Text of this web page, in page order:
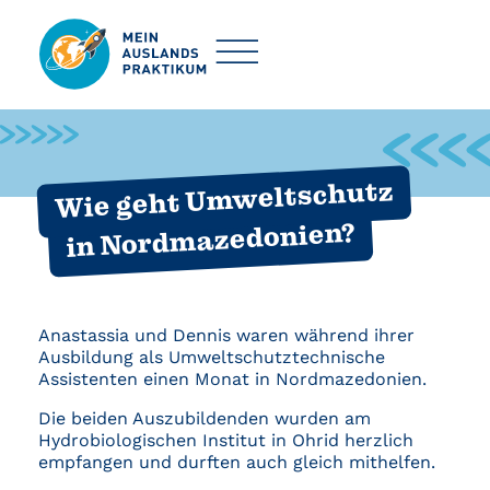
Wie geht Umweltschutz
in Nordmazedonien?
Anastassia und Dennis waren während ihrer
Ausbildung als Umweltschutztechnische
Assistenten einen Monat in Nordmazedonien.
Die beiden Auszubildenden wurden am
Hydrobiologischen Institut in Ohrid herzlich
empfangen und durften auch gleich mithelfen.